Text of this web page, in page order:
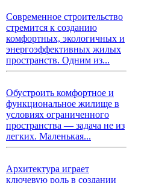
Современное строительство
стремится к созданию
комфортных, экологичных и
энергоэффективных жилых
пространств. Одним из...
Обустроить комфортное и
функциональное жилище в
условиях ограниченного
пространства — задача не из
легких. Маленькая...
Архитектура играет
ключевую роль в создании